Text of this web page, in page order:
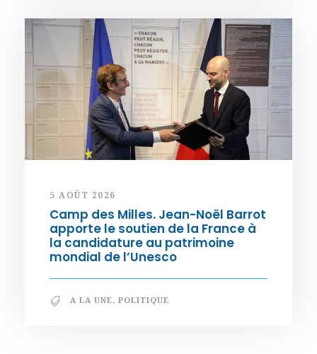
5 AOÛT 2026
Camp des Milles. Jean-Noël Barrot
apporte le soutien de la France à
la candidature au patrimoine
mondial de l’Unesco
A LA UNE, POLITIQUE